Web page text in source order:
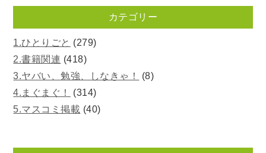
カテゴリー
1.ひとりごと (279)
2.書籍関連 (418)
3.ヤバい、勉強、しなきゃ！
(8)
4.まぐまぐ！
(314)
5.マスコミ掲載 (40)